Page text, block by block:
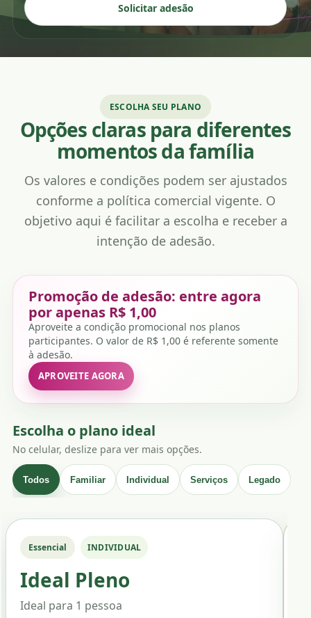
Solicitar adesão
ESCOLHA SEU PLANO
Opções claras para diferentes
momentos da família
Os valores e condições podem ser ajustados
conforme a política comercial vigente. O
objetivo aqui é facilitar a escolha e receber a
intenção de adesão.
Promoção de adesão: entre agora
por apenas R$ 1,00
Aproveite a condição promocional nos planos
participantes. O valor de R$ 1,00 é referente somente
à adesão.
APROVEITE AGORA
Escolha o plano ideal
No celular, deslize para ver mais opções.
Todos Familiar Individual Serviços Legado
Essencial INDIVIDUAL
Ideal Pleno
Ideal para 1 pessoa